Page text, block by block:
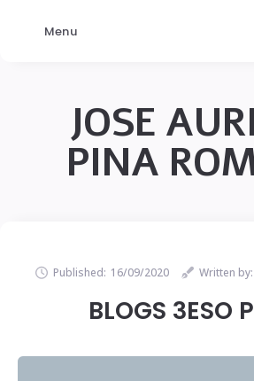
JOSE
PINA
Published: 16/09/2020 Written by:
BLOGS 3ESO
Menu